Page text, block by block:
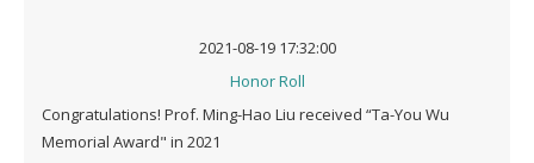
2021-08-19 17:32:00
Honor Roll
Congratulations! Prof. Ming-Hao Liu received “Ta-You Wu
Memorial Award" in 2021